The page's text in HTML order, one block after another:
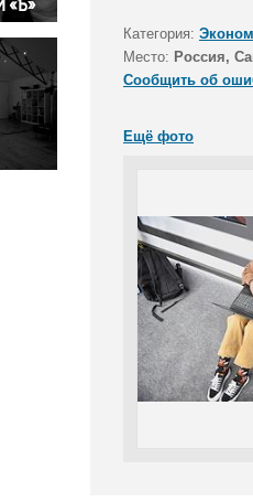
Категория:
Место: Россия,
Сообщить об
Ещё фото